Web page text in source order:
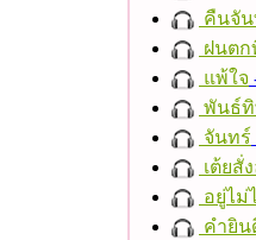
คืนจั
ฝนตก
แพ้ใจ
พันธ์
จันทร์
เต้ยสั่
อยู่ไม่
คำยิน